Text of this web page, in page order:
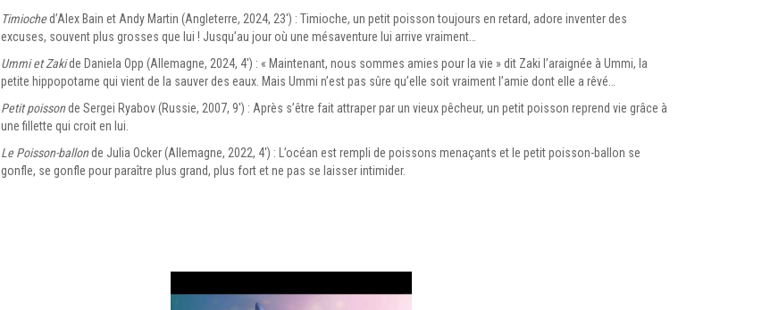
Timioched’Alex Bain et Andy Martin (Angleterre, 2024, 23′) : Timioche, un petit poisson toujours en retard, adore inventer des
excuses, souvent plus grosses que lui ! Jusqu’au jour où une mésaventure lui arrive vraiment…
Ummi et Zakide Daniela Opp (Allemagne, 2024, 4′) : « Maintenant, nous sommes amies pour la vie » dit Zaki l’araignée à Ummi, la
petite hippopotame qui vient de la sauver des eaux. Mais Ummi n’est pas sûre qu’elle soit vraiment l’amie dont elle a rêvé…
Petit poissonde Sergei Ryabov (Russie, 2007, 9′) : Après s’être fait attraper par un vieux pêcheur, un petit poisson reprend vie grâce à
une fillette qui croit en lui.
Le Poisson-ballonde Julia Ocker (Allemagne, 2022, 4′) : L’océan est rempli de poissons menaçants et le petit poisson-ballon se
gonfle, se gonfle pour paraître plus grand, plus fort et ne pas se laisser intimider.